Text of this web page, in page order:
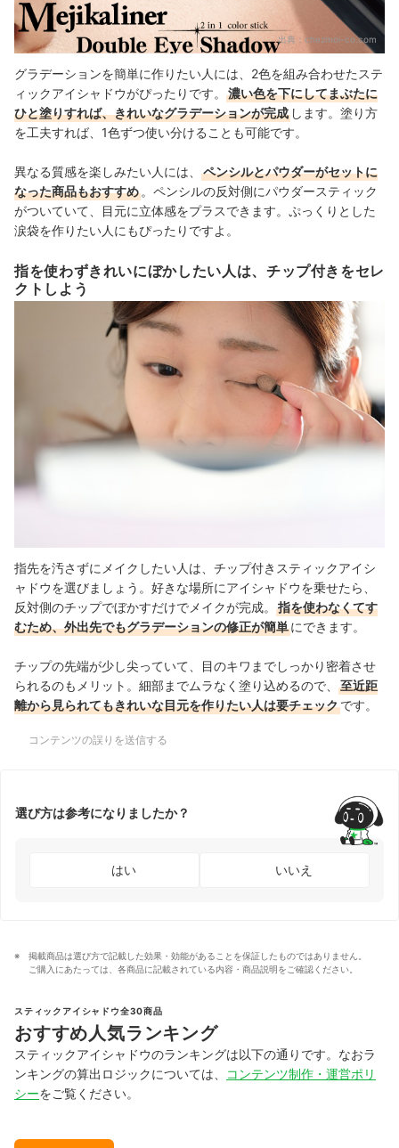
出典： chezmoi-co.com
グラデーションを簡単に作りたい人には、2色を組み合わせたステ
ィックアイシャドウがぴったりです。
濃い色を下にしてまぶたに
ひと塗りすれば、きれいなグラデーションが完成 します。 塗り方
を工夫すれば、1色ずつ使い分けることも可能です。
異なる質感を楽しみたい人には、
ペンシルとパウダーがセットに
なった商品もおすすめ 。ペンシルの反対側にパウダースティック
がついていて、目元に立体感をプラスできます。ぷっくりとした
涙袋を作りたい人にもぴったりですよ。
指を使わずきれいにぼかしたい人は、チップ付きをセレ
クトしよう
指先を汚さずにメイクしたい人は、チップ付きスティックアイシ
ャドウを選びましょう。好きな場所にアイシャドウを乗せたら、
反対側のチップでぼかすだけでメイクが完成。
指を使わなくてす
むため、外出先でもグラデーションの修正が簡単にできます。
チップの先端が少し尖っていて、目のキワまでしっかり密着させ
られるのもメリット。細部までムラなく塗り込めるので、
至近距
離から見られてもきれいな目元を作りたい人は要チェックです。
コンテンツの誤りを送信する
選び方は参考になりましたか？
はい いいえ
掲載商品は選び方で記載した効果・効能があることを保証したものではありません。
ご購入にあたっては、各商品に記載されている内容・商品説明をご確認ください。
スティックアイシャドウ全30商品
おすすめ人気ランキング
スティックアイシャドウのランキングは以下の通りです。なおラ
ンキングの算出ロジックについては、
コンテンツ制作・運営ポリ
シーをご覧ください。